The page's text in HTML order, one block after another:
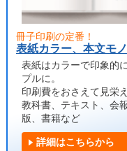
冊子印刷の定番！
表紙カラー、本文モ
表紙はカラーで印象的
プルに。
印刷費をおさえて見栄
教科書、テキスト、会
版、書籍など
詳細はこちらから